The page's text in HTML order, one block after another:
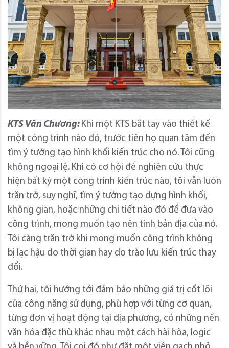
KTS Văn Chương: Khi một KTS bắt tay vào thiết kế
một công trình nào đó, trước tiên họ quan tâm đến
tìm ý tưởng tạo hình khối kiến trúc cho nó. Tôi cũng
không ngoại lệ. Khi có cơ hội để nghiên cứu thực
hiện bất kỳ một công trình kiến trúc nào, tôi vẫn luôn
trăn trở, suy nghĩ, tìm ý tưởng tạo dựng hình khối,
không gian, hoặc những chi tiết nào đó để đưa vào
công trình, mong muốn tạo nên tính bản địa của nó.
Tôi càng trăn trở khi mong muốn công trình không
bị lạc hậu do thời gian hay do trào lưu kiến trúc thay
đổi.
Thứ hai, tôi hướng tới đảm bảo những giá trị cốt lõi
của công năng sử dụng, phù hợp với từng cơ quan,
từng đơn vị hoạt động tại địa phương, có những nền
văn hóa đặc thù khác nhau một cách hài hòa, logic